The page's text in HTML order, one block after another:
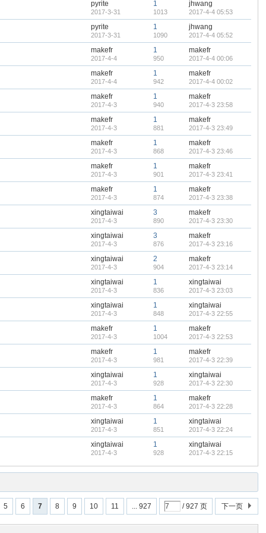
pyrite
2017-3-31
1
1013
jhwang
2017-4-4 05:53
pyrite
2017-3-31
1
1090
jhwang
2017-4-4 05:52
makefr
2017-4-4
1
950
makefr
2017-4-4 00:06
makefr
2017-4-4
1
942
makefr
2017-4-4 00:02
makefr
2017-4-3
1
940
makefr
2017-4-3 23:58
makefr
2017-4-3
1
881
makefr
2017-4-3 23:49
makefr
2017-4-3
1
868
makefr
2017-4-3 23:46
makefr
2017-4-3
1
901
makefr
2017-4-3 23:41
makefr
2017-4-3
1
874
makefr
2017-4-3 23:38
xingtaiwai
2017-4-3
3
890
makefr
2017-4-3 23:30
xingtaiwai
2017-4-3
3
876
makefr
2017-4-3 23:16
xingtaiwai
2017-4-3
2
904
makefr
2017-4-3 23:14
xingtaiwai
2017-4-3
1
836
xingtaiwai
2017-4-3 23:03
xingtaiwai
2017-4-3
1
848
xingtaiwai
2017-4-3 22:55
makefr
2017-4-3
1
1004
makefr
2017-4-3 22:53
makefr
2017-4-3
1
981
makefr
2017-4-3 22:39
xingtaiwai
2017-4-3
1
928
xingtaiwai
2017-4-3 22:30
makefr
2017-4-3
1
864
makefr
2017-4-3 22:28
xingtaiwai
2017-4-3
1
851
xingtaiwai
2017-4-3 22:24
xingtaiwai
2017-4-3
1
928
xingtaiwai
2017-4-3 22:15
5 6 7 8 9 10 11 ... 927 / 927 页 下一页